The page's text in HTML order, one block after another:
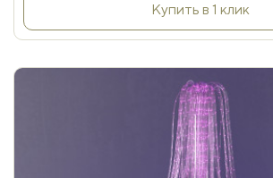
Купить в 1 клик